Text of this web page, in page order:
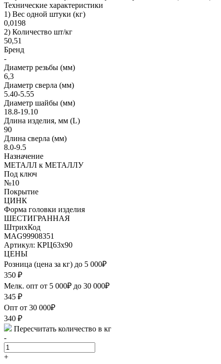
Технические характеристики
1) Вес одной штуки (кг)
0,0198
2) Количество шт/кг
50,51
Бренд
-
Диаметр резьбы (мм)
6,3
Диаметр сверла (мм)
5.40-5.55
Диаметр шайбы (мм)
18.8-19.10
Длина изделия, мм (L)
90
Длина сверла (мм)
8.0-9.5
Назначение
МЕТАЛЛ к МЕТАЛЛУ
Под ключ
№10
Покрытие
ЦИНК
Форма головки изделия
ШЕСТИГРАННАЯ
ШтрихКод
MAG99908351
Артикул: КРЦ63х90
ЦЕНЫ
Розница (цена за кг) до 5 000₽
350 ₽
Мелк. опт от 5 000₽ до 30 000₽
345 ₽
Опт от 30 000₽
340 ₽
Пересчитать количество в кг
-
+